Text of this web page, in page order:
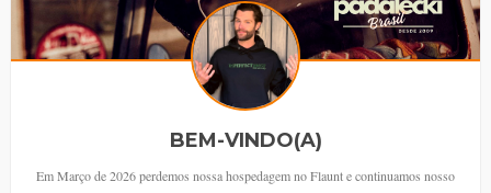
BEM-VINDO(A)
Em Março de 2026 perdemos nossa hospedagem no Flaunt e continuamos nosso